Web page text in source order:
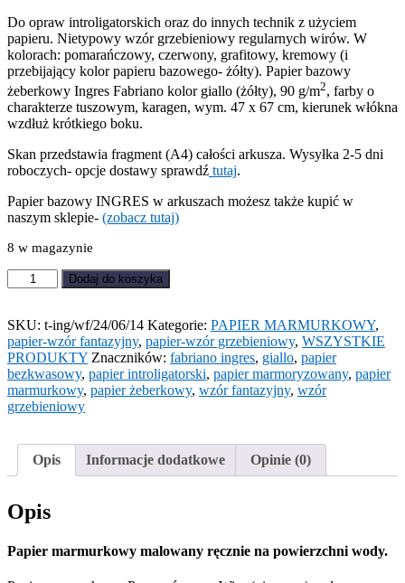
Do opraw introligatorskich oraz do innych technik z użyciem
papieru. Nietypowy wzór grzebieniowy regularnych wirów. W
kolorach: pomarańczowy, czerwony, grafitowy, kremowy (i
przebijający kolor papieru bazowego- żółty). Papier bazowy
żeberkowy Ingres Fabriano kolor giallo (żółty), 90 g/m2, farby o
charakterze tuszowym, karagen, wym. 47 x 67 cm, kierunek włókna
wzdłuż krótkiego boku.
Skan przedstawia fragment (A4) całości arkusza. Wysyłka 2-5 dni
roboczych- opcje dostawy sprawdź tutaj.
Papier bazowy INGRES w arkuszach możesz także kupić w
naszym sklepie- (zobacz tutaj)
8 w magazynie
ilość
Papier
Pomarańczowe
Wiry
(pionowe)
Dodaj do koszyka
SKU: t-ing/wf/24/06/14 Kategorie: PAPIER MARMURKOWY,
papier-wzór fantazyjny, papier-wzór grzebieniowy, WSZYSTKIE
PRODUKTY Znaczników: fabriano ingres, giallo, papier
bezkwasowy, papier introligatorski, papier marmoryzowany, papier
marmurkowy, papier żeberkowy, wzór fantazyjny, wzór
grzebieniowy
Opis Informacje dodatkowe Opinie (0)
Opis
Papier marmurkowy malowany ręcznie na powierzchni wody.